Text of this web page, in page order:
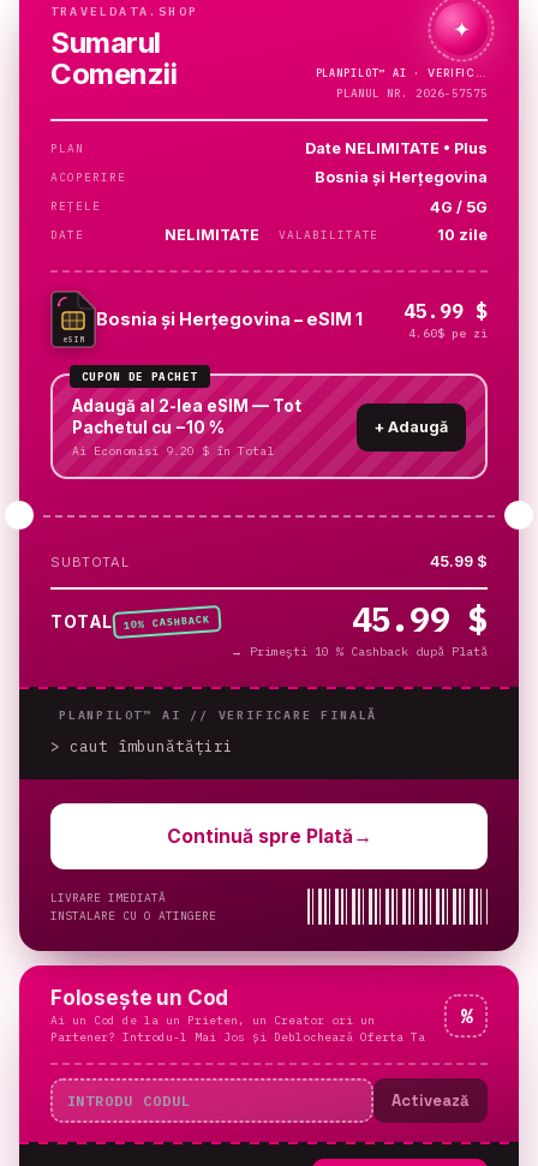
TRAVELDATA.SHOP
Sumarul
Comenzii
✦
PLANPILOT™ AI ·
PLANUL NR. 2026-57575
PLAN Date NELIMITATE • Plus
ACOPERIRE Bosnia și Herțegovina
REȚELE 4G / 5G
DATE NELIMITATE VALABILITATE 10 zile
eSIM
Bosnia și Herțegovina – eSIM 1 45.99 $
4.60$ pe zi
CUPON DE PACHET
Adaugă al 2-lea eSIM — Tot
Pachetul cu −10 %
Ai Economisi 9.20 $ în Total
+ Adaugă
SUBTOTAL 45.99 $
TOTAL 10% CASHBACK 45.99 $
→ Primești 10 % Cashback după Plată
PLANPILOT™ AI // VERIFICARE FINALĂ
> caut îmbunătățiri
Continuă spre Plată →
LIVRARE IMEDIATĂ
INSTALARE CU O ATINGERE
Folosește un Cod
Ai un Cod de la un Prieten, un Creator ori un
Partener? Introdu-l Mai Jos și Deblochează Oferta Ta
%
Activează